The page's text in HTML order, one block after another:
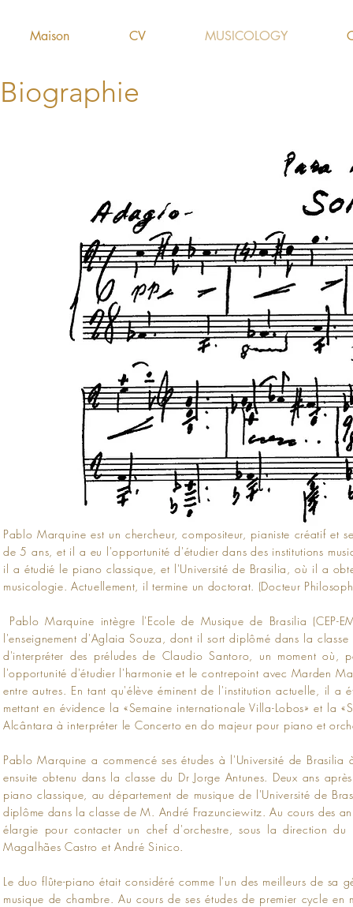
Maison CV MUSICOLOGY
Biographie
Pablo Marquine est un chercheur, compositeur, pianiste créatif et
de 5 ans, et il a eu l'opportunité d'étudier dans des institutions
il a étudié le piano classique, et l'Université de Brasilia, où il a
musicologie. Actuellement, il termine un doctorat. (Docteur
Pablo Marquine intègre l'Ecole de Musique de Brasilia
l'enseignement d'Aglaia Souza, dont il sort diplômé dans la
d'interpréter des préludes de Claudio Santoro, un moment où,
l'opportunité d'étudier l'harmonie et le contrepoint avec Marden
entre autres. En tant qu'élève éminent de l'institution actuelle, il
mettant en évidence la «Semaine internationale Villa-Lobos» et la
Alcântara à interpréter le Concerto en do majeur pour piano et
Pablo Marquine a commencé ses études à l'Université de
ensuite obtenu dans la classe du Dr Jorge Antunes. Deux ans
piano classique, au département de musique de l'Université de
diplôme dans la classe de M. André Frazunciewitz. Au cours des
élargie pour contacter un chef d'orchestre, sous la direction
Magalhães Castro et André Sinico.
Le duo flûte-piano était considéré comme l'un des meilleurs de sa
musique de chambre. Au cours de ses études de premier cycle